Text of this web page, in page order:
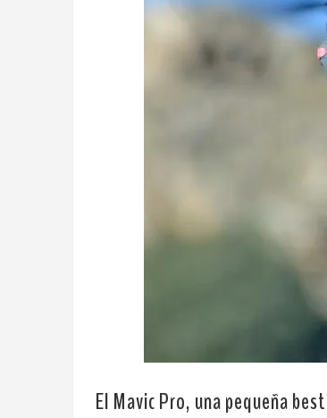
El Mavic Pro, una pequeña